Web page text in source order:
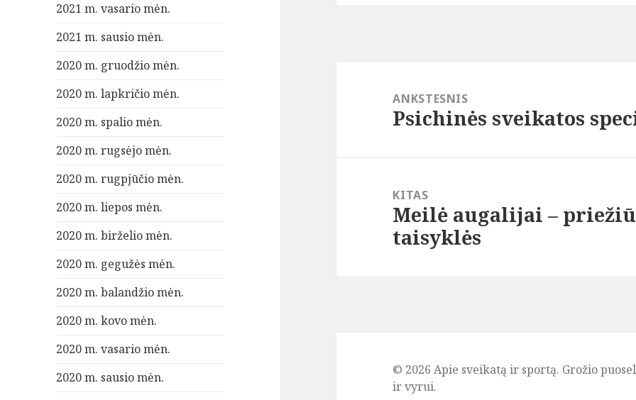
2021 m. vasario mėn.
2021 m. sausio mėn.
2020 m. gruodžio mėn.
2020 m. lapkričio mėn.
2020 m. spalio mėn.
2020 m. rugsėjo mėn.
2020 m. rugpjūčio mėn.
2020 m. liepos mėn.
2020 m. birželio mėn.
2020 m. gegužės mėn.
2020 m. balandžio mėn.
2020 m. kovo mėn.
2020 m. vasario mėn.
2020 m. sausio mėn.
ANKSTESNIS
Ankstesnis
Psichinės sveikatos
KITAS
Paskesnis
įrašas:
Meilė augalijai –
taisyklės
© 2026 Apie sveikatą ir sportą. Grožio
ir vyrui.